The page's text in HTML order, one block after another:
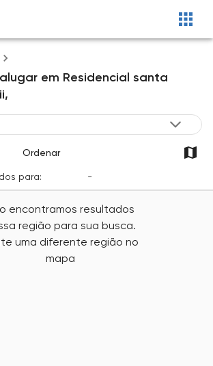
em Residencial santa
Ordenar
para: -
encontramos resultados
região para sua busca.
uma diferente região no
mapa